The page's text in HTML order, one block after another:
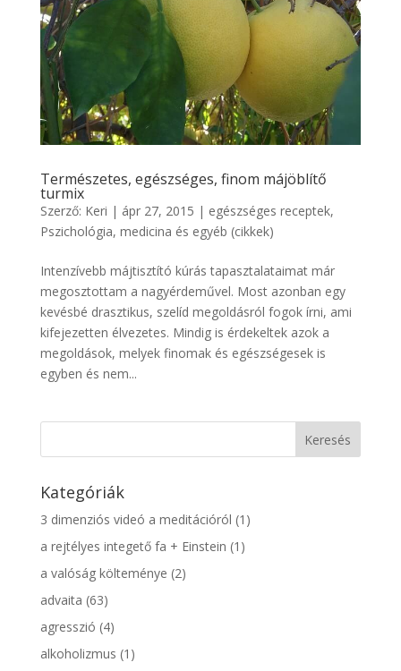
Természetes, egészséges, finom májöblítő
turmix
Szerző: Keri | ápr 27, 2015 | egészséges receptek,
Pszichológia, medicina és egyéb (cikkek)
Intenzívebb májtisztító kúrás tapasztalataimat már
megosztottam a nagyérdeművel. Most azonban egy
kevésbé drasztikus, szelíd megoldásról fogok írni, ami
kifejezetten élvezetes. Mindig is érdekeltek azok a
megoldások, melyek finomak és egészségesek is
egyben és nem...
Kategóriák
3 dimenziós videó a meditációról (1)
a rejtélyes integető fa + Einstein (1)
a valóság költeménye (2)
advaita (63)
agresszió (4)
alkoholizmus (1)